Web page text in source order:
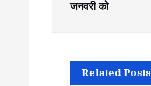
जनवरी को
Related Posts